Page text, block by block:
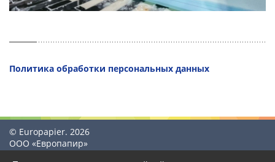
Политика обработки персональных данных
© Europapier. 2026
ООО «Европапир»